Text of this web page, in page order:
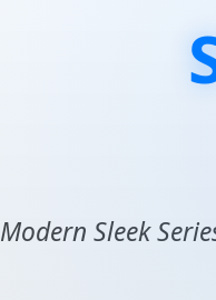
Modern Sleek